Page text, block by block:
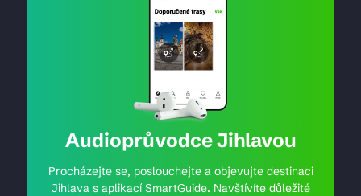
Audioprůvodce Jihlavou
Procházejte se, poslouchejte a objevujte destinaci
Jihlava s aplikací SmartGuide. Navštívíte důležité